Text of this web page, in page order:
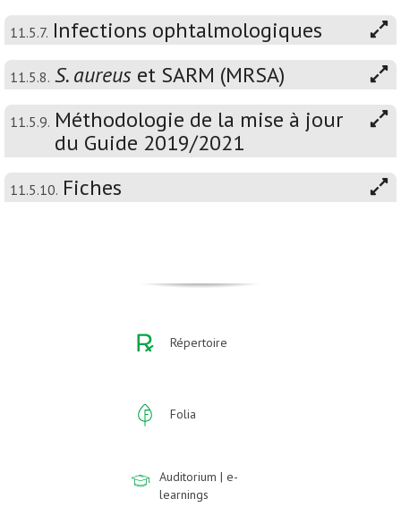
11.5.7. Infections ophtalmologiques
11.5.8. S. aureus et SARM (MRSA)
11.5.9. Méthodologie de la mise à jour
du Guide 2019/2021
11.5.10. Fiches
Répertoire
Folia
Auditorium | e-
learnings